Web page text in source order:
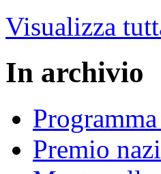
Visualizza
In archivio
Premio